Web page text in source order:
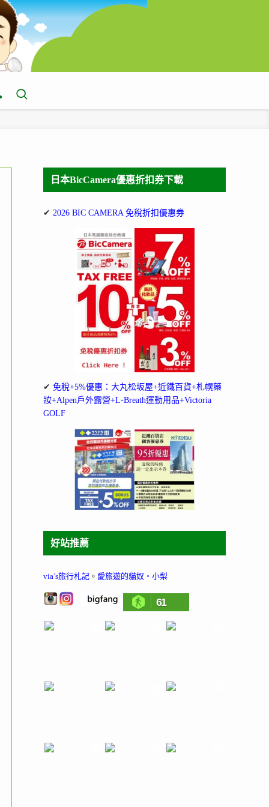
日本BicCamera優惠折扣券下載
✔ 2026 BIC CAMERA 免稅折扣優惠券
✔ 免稅+5%優惠：大丸松坂屋+近鐵百貨+札幌藥
妝+Alpen戶外露營+L-Breath運動用品+Victoria
GOLF
好站推薦
via’s旅行札記 。 愛旅遊的貓奴‧小梨
61